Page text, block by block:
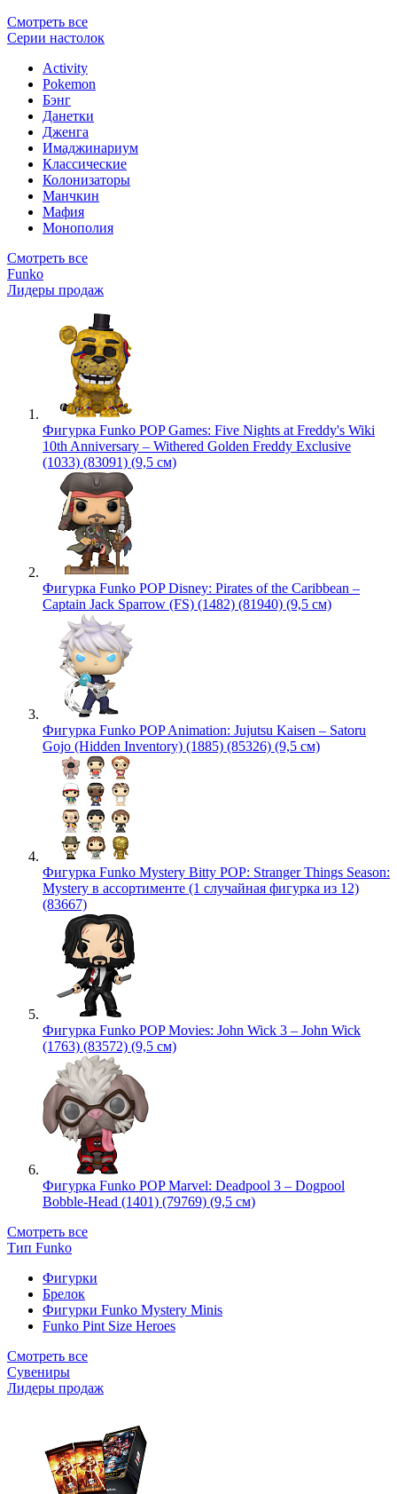
Смотреть все
Серии настолок
Activity
Pokemon
Бэнг
Данетки
Дженга
Имаджинариум
Классические
Колонизаторы
Манчкин
Мафия
Монополия
Смотреть все
Funko
Лидеры продаж
Фигурка Funko POP Games: Five Nights at Freddy's Wiki
10th Anniversary – Withered Golden Freddy Exclusive
(1033) (83091) (9,5 см)
Фигурка Funko POP Disney: Pirates of the Caribbean –
Captain Jack Sparrow (FS) (1482) (81940) (9,5 см)
Фигурка Funko POP Animation: Jujutsu Kaisen – Satoru
Gojo (Hidden Inventory) (1885) (85326) (9,5 см)
Фигурка Funko Mystery Bitty POP: Stranger Things Season:
Mystery в ассортименте (1 случайная фигурка из 12)
(83667)
Фигурка Funko POP Movies: John Wick 3 – John Wick
(1763) (83572) (9,5 см)
Фигурка Funko POP Marvel: Deadpool 3 – Dogpool
Bobble-Head (1401) (79769) (9,5 см)
Смотреть все
Тип Funko
Фигурки
Брелок
Фигурки Funko Mystery Minis
Funko Pint Size Heroes
Смотреть все
Сувениры
Лидеры продаж